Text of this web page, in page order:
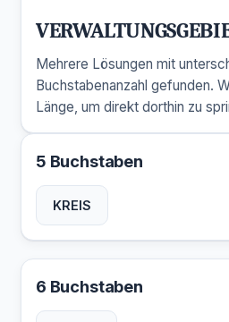
Mehrere Lösungen mit
Buchstabenanzahl gefunden.
Länge, um direkt dorthin zu
5 Buchstaben
KREIS
6 Buchstaben